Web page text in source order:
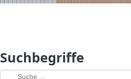
Suchbegriffe